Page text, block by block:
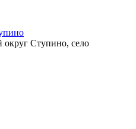
округ Ступино, село